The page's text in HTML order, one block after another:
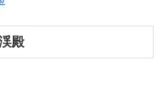
殿